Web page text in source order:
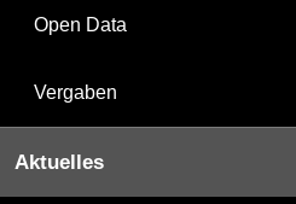
Open Data
Vergaben
Aktuelles